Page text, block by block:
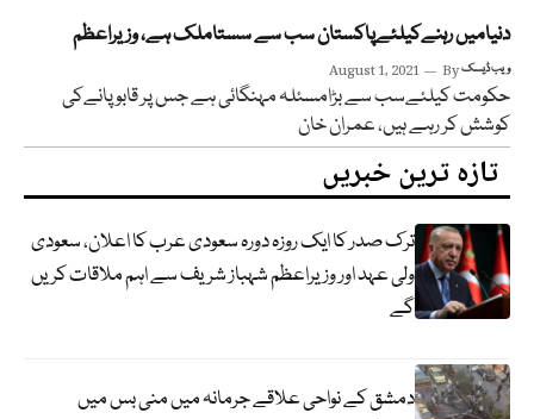
دنیامیں رہنےکیلئےپاکستان سب سے سستاملک ہے، وزیراعظم
August 1, 2021 Byویب ڈیسک
حکومت کیلئےسب سے بڑامسئلہ مہنگائی ہے جس پر قابو پانےکی
کوشش کر رہے ہیں، عمران خان
تازہ ترین خبریں
ترک صدر کا ایک روزہ دورہ سعودی عرب کا اعلان، سعودی
ولی عہد اور وزیراعظم شہباز شریف سے اہم ملاقات کریں
گے
دمشق کے نواحی علاقے جرمانہ میں منی بس میں